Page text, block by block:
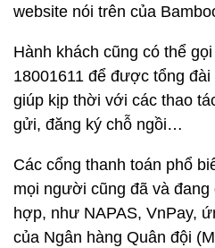
website nói trên của
Hành khách cũng có thể
18001611 để được tổng
giúp kịp thời với các thao
gửi, đăng ký chỗ ngồi…
Các cổng thanh toán phổ
mọi người cũng đã và
hợp, như NAPAS, VnPay,
của Ngân hàng Quân đội